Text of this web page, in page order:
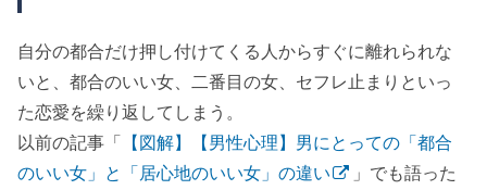
自分の都合だけ押し付けてくる人からすぐに離れられな
いと、都合のいい女、二番目の女、セフレ止まりといっ
た恋愛を繰り返してしまう。
以前の記事「 【図解】【男性心理】男にとっての「都合
のいい女」と「居心地のいい女」の違い
」でも語った